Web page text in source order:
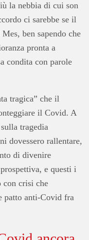
la nebbia di cui son
ci sarebbe se il
ben sapendo che
pronta a
condita con parole
tragica” che il
il Covid. A
tragedia
dovessero rallentare,
di divenire
e questi i
con crisi che
patto anti-Covid fra